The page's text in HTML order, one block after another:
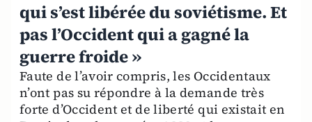
qui s’est libérée du soviétisme. Et
pas l’Occident qui a gagné la
guerre froide »
Faute de l’avoir compris, les Occidentaux
n’ont pas su répondre à la demande très
forte d’Occident et de liberté qui existait en